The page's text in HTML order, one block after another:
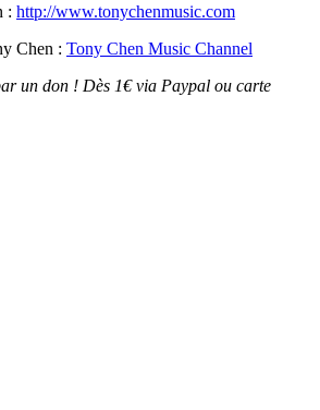
: http://www.tonychenmusic.com
Chen : Tony Chen Music Channel
un don ! Dès 1€ via Paypal ou carte